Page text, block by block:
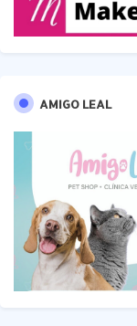
AMIGO LEAL